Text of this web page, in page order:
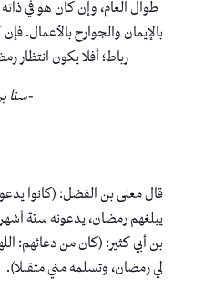
طوال العام، وإن كان هو في
بالإيمان والجوارح بالأعمال.
رباط؛ أفلا يكون انتظار
-سنا
قال معلى بن الفضل: (كانوا
يبلغهم رمضان، يدعونه ستة
بن أبي كثير: (كان من دعائهم:
لي رمضان، وتسلمه مني متقبلا).